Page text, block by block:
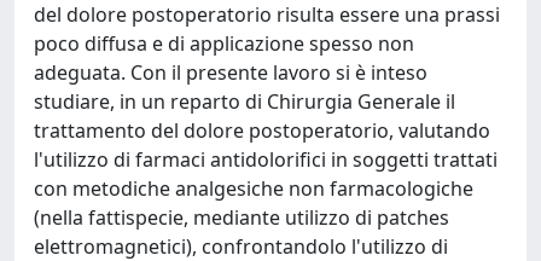
del dolore postoperatorio risulta essere una prassi
poco diffusa e di applicazione spesso non
adeguata. Con il presente lavoro si è inteso
studiare, in un reparto di Chirurgia Generale il
trattamento del dolore postoperatorio, valutando
l'utilizzo di farmaci antidolorifici in soggetti trattati
con metodiche analgesiche non farmacologiche
(nella fattispecie, mediante utilizzo di patches
elettromagnetici), confrontandolo l'utilizzo di